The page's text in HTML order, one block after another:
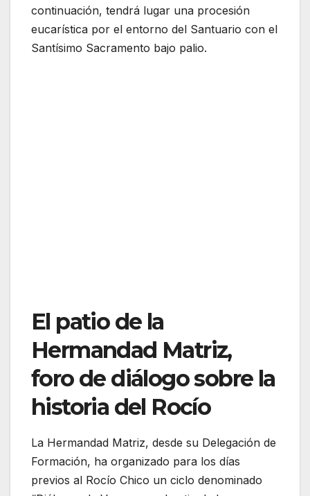
continuación, tendrá lugar una procesión
eucarística por el entorno del Santuario con el
Santísimo Sacramento bajo palio.
El patio de la
Hermandad Matriz,
foro de diálogo sobre la
historia del Rocío
La Hermandad Matriz, desde su Delegación de
Formación, ha organizado para los días
previos al Rocío Chico un ciclo denominado